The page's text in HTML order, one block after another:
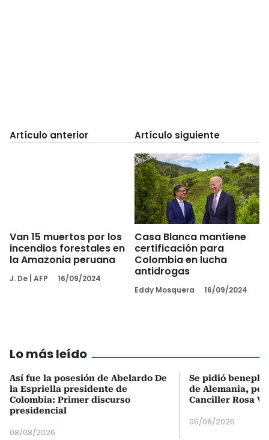
Artículo anterior
Van 15 muertos por los
incendios forestales en
la Amazonia peruana
J. De AFP 16/09/2024
Artículo siguiente
Casa Blanca mantiene
certificación para
Colombia en lucha
antidrogas
Eddy Mosquera 16/09/2024
Lo más leído
Así fue la posesión de Abelardo De
la Espriella presidente de
Colombia: Primer discurso
presidencial
08/08/2026
Se pidió
de Alemania,
Canciller Rosa
06/08/2026